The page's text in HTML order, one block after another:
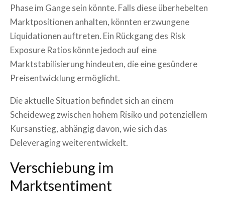
Phase im Gange sein könnte. Falls diese überhebelten
Marktpositionen anhalten, könnten erzwungene
Liquidationen auftreten. Ein Rückgang des Risk
Exposure Ratios könnte jedoch auf eine
Marktstabilisierung hindeuten, die eine gesündere
Preisentwicklung ermöglicht.
Die aktuelle Situation befindet sich an einem
Scheideweg zwischen hohem Risiko und potenziellem
Kursanstieg, abhängig davon, wie sich das
Deleveraging weiterentwickelt.
Verschiebung im
Marktsentiment